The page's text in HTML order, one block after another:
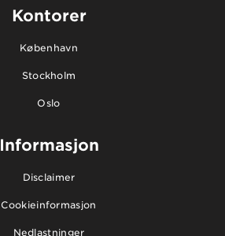
Kontorer
København
Stockholm
Oslo
Informasjon
Disclaimer
Cookieinformasjon
Nedlastninger